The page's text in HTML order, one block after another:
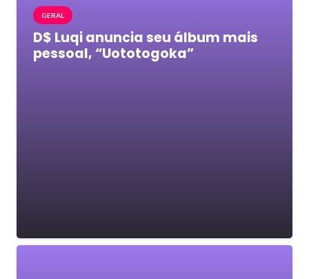
GERAL
D$ Luqi anuncia seu álbum mais
pessoal, “Uototogoka”